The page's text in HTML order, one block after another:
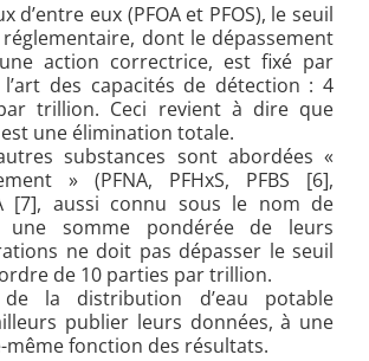
d’entre eux (PFOA et PFOS), le seuil
dont le dépassement
action correctrice, est fixé par
l’art des capacités de détection : 4
trillion. Ceci revient à dire que
est une élimination totale.
substances sont abordées «
» (PFNA, PFHxS, PFBS [6],
[7], aussi connu sous le nom de
une somme pondérée de leurs
ne doit pas dépasser le seuil
de 10 parties par trillion.
la distribution d’eau potable
publier leurs données, à une
même fonction des résultats.